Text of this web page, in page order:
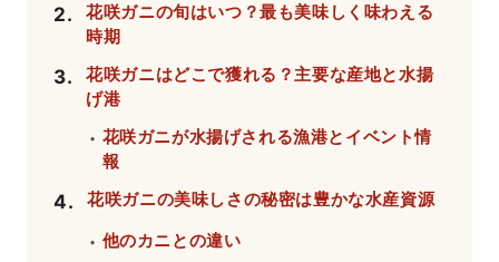
2.
花咲ガニの旬はいつ？最も美味しく味わえる
時期
3.
花咲ガニはどこで獲れる？主要な産地と水揚
げ港
・ 花咲ガニが水揚げされる漁港とイベント情
報
4. 花咲ガニの美味しさの秘密は豊かな水産資源
・ 他のカニとの違い